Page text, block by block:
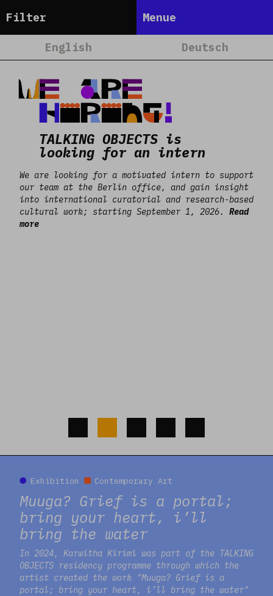
Talking Objects
Filter
Frankfurt
Dakar
Lagos
Satellites
Berlin
Nairobi
Menue
Home
About
Calendrier
Blog
People
Media
Contact
English Deutsch
We are
hiring!
TALKING OBJECTS is
looking for an intern
We are looking for a motivated intern to support
our team at the Berlin office, and gain insight
into international curatorial and research-based
cultural work; starting September 1, 2026. Read
more
Exhibition Contemporary Art
Muuga? Grief is a portal;
bring your heart, i’ll
bring the water
In 2024, Karwitha Kirimi was part of the TALKING
OBJECTS residency programme through which the
artist created the work "Muuga? Grief is a
portal; bring your heart, i’ll bring the water"